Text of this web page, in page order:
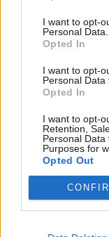
I want to opt-
Personal Data.
Opted In
I want to opt-
Personal Data
Opted In
I want to opt-
Retention,
Personal
Purposes for
Opted Out
Δημόσιο
15/12/2017 - 02:00